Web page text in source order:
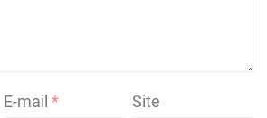
E-mail* Site